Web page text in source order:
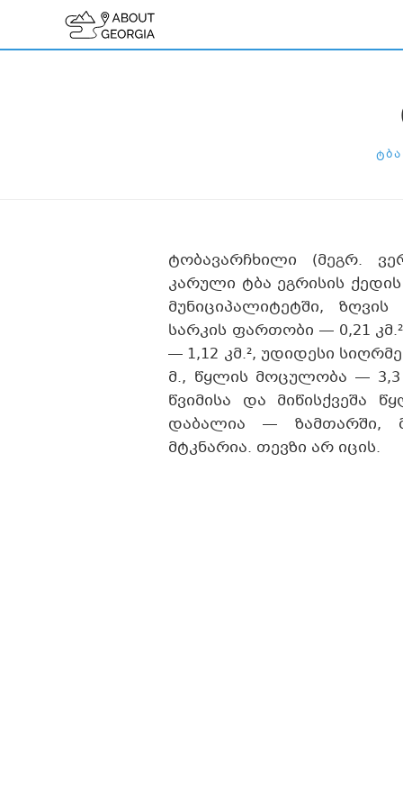
ᲢᲑᲐ
ტობავარჩხილი (მეგრ.
კარული ტბა ეგრისის
მუნიციპალიტეტში,
სარკის ფართობი — 0,21
— 1,12 კმ.², უდიდესი
მ., წყლის მოცულობა —
წვიმისა და მიწისქვეშა
დაბალია — ზამთარში,
მტკნარია. თევზი არ იცის.